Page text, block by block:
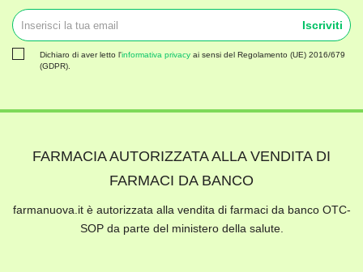
Iscriviti
Dichiaro di aver letto l'informativa privacy ai sensi del Regolamento (UE) 2016/679
(GDPR).
FARMACIA AUTORIZZATA ALLA VENDITA DI
FARMACI DA BANCO
farmanuova.it è autorizzata alla vendita di farmaci da banco OTC-
SOP da parte del ministero della salute.